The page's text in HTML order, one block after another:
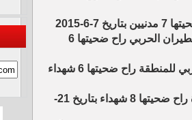
9- مجزرة في قرية مزرعة السكرية بريف حلب الشرقي نتيجة القصف بالطيران الحربي راح ضحيتها 6
10- مجزرة ارتكبها قوات النظام في حي المعادي عبر قصف الطيران الحربي للمنطقة راح ضحيتها 6 شهداء
11- مجزرة في حي الأصيلة بحلب القديمة نتيجة قصف بالبراميل المتفجرة راح ضحيتها 8 شهداء بتاريخ 21-